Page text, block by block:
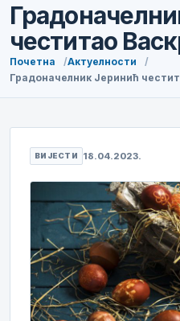
честитао
Почетна
Актуелности
Градоначелник Јеринић
ВИЈЕСТИ 18.04.2023.